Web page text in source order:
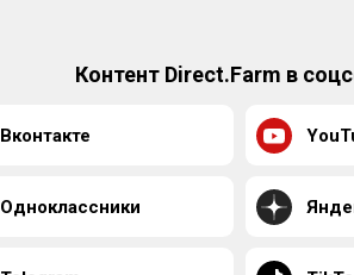
Контент Direct.Farm в
Вконтакте
Одноклассники